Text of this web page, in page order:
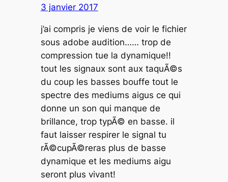
3 janvier 2017
j’ai compris je viens de voir le fichier
sous adobe audition…… trop de
compression tue la dynamique!!
tout les signaux sont aux taquÃ©s
du coup les basses bouffe tout le
spectre des mediums aigus ce qui
donne un son qui manque de
brillance, trop typÃ© en basse. il
faut laisser respirer le signal tu
rÃ©cupÃ©reras plus de basse
dynamique et les mediums aigu
seront plus vivant!